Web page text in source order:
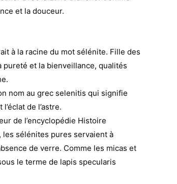
et la douceur.
à la racine du mot sélénite. Fille des
et la bienveillance, qualités
nom au grec selenitis qui signifie
de l’astre.
de l’encyclopédie Histoire
les sélénites pures servaient à
de verre. Comme les micas et
le terme de lapis specularis